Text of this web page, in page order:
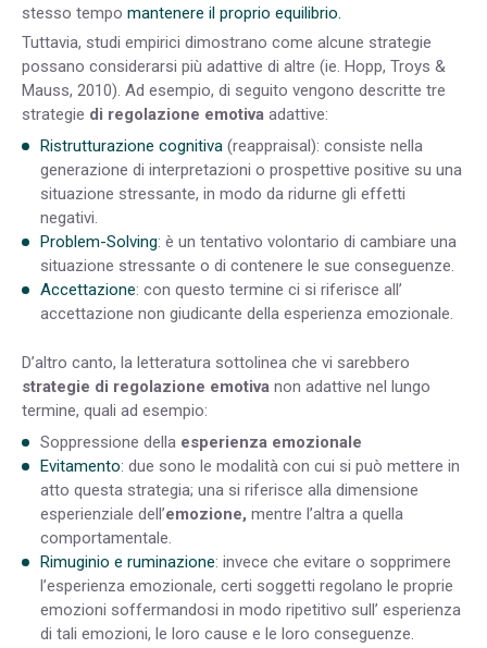
stesso tempo mantenere il proprio equilibrio.
Tuttavia, studi empirici dimostrano come alcune strategie
possano considerarsi più adattive di altre (ie. Hopp, Troys &
Mauss, 2010). Ad esempio, di seguito vengono descritte tre
strategie di regolazione emotiva adattive:
Ristrutturazione cognitiva (reappraisal): consiste nella
generazione di interpretazioni o prospettive positive su una
situazione stressante, in modo da ridurne gli effetti
negativi.
Problem-Solving: è un tentativo volontario di cambiare una
situazione stressante o di contenere le sue conseguenze.
Accettazione: con questo termine ci si riferisce all’
accettazione non giudicante della esperienza emozionale.
D’altro canto, la letteratura sottolinea che vi sarebbero
strategie di regolazione emotiva non adattive nel lungo
termine, quali ad esempio:
Soppressione della esperienza emozionale
Evitamento: due sono le modalità con cui si può mettere in
atto questa strategia; una si riferisce alla dimensione
esperienziale dell’emozione, mentre l’altra a quella
comportamentale.
Rimuginio e ruminazione: invece che evitare o sopprimere
l’esperienza emozionale, certi soggetti regolano le proprie
emozioni soffermandosi in modo ripetitivo sull’ esperienza
di tali emozioni, le loro cause e le loro conseguenze.